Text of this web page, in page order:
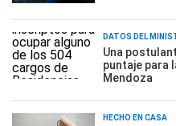
DATOS DEL
Una
puntaje para
Mendoza
HECHO EN CASA